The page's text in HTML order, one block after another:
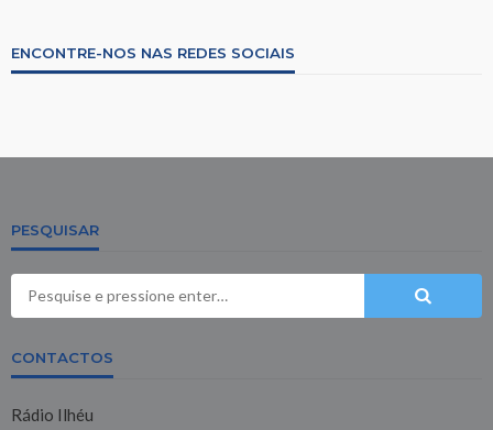
ENCONTRE-NOS NAS REDES SOCIAIS
PESQUISAR
CONTACTOS
Rádio Ilhéu